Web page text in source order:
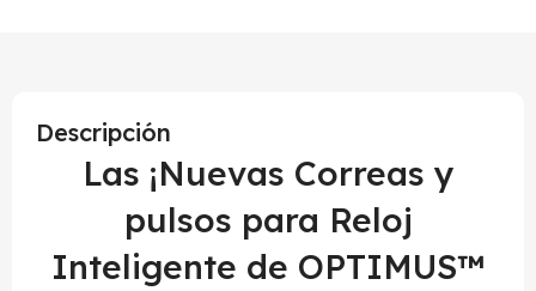
Descripción
Las ¡Nuevas Correas y
pulsos para Reloj
Inteligente de OPTIMUS™